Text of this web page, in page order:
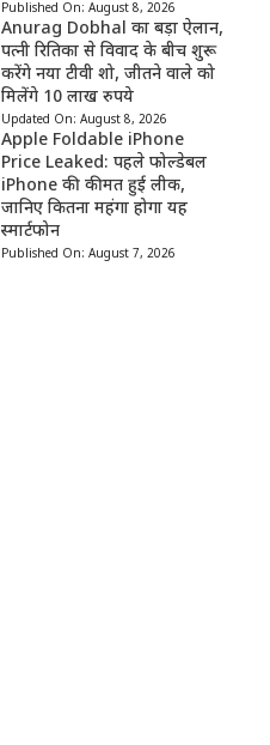
Published On: August 8, 2026
Anurag Dobhal का बड़ा ऐलान,
पत्नी रितिका से विवाद के बीच शुरू
करेंगे नया टीवी शो, जीतने वाले को
मिलेंगे 10 लाख रुपये
Updated On: August 8, 2026
Apple Foldable iPhone
Price Leaked: पहले फोल्डेबल
iPhone की कीमत हुई लीक,
जानिए कितना महंगा होगा यह
स्मार्टफोन
Published On: August 7, 2026